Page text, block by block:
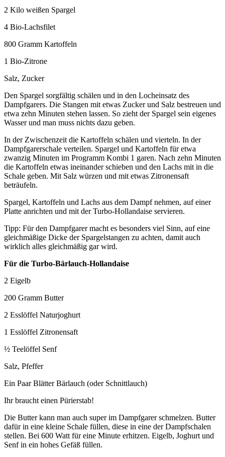
2 Kilo weißen Spargel
4 Bio-Lachsfilet
800 Gramm Kartoffeln
1 Bio-Zitrone
Salz, Zucker
Den Spargel sorgfältig schälen und in den Locheinsatz des
Dampfgarers. Die Stangen mit etwas Zucker und Salz bestreuen und
etwa zehn Minuten stehen lassen. So zieht der Spargel sein eigenes
Wasser und man muss nichts dazu geben.
In der Zwischenzeit die Kartoffeln schälen und vierteln. In der
Dampfgarerschale verteilen. Spargel und Kartoffeln für etwa
zwanzig Minuten im Programm Kombi 1 garen. Nach zehn Minuten
die Kartoffeln etwas ineinander schieben und den Lachs mit in die
Schale geben. Mit Salz würzen und mit etwas Zitronensaft
beträufeln.
Spargel, Kartoffeln und Lachs aus dem Dampf nehmen, auf einer
Platte anrichten und mit der Turbo-Hollandaise servieren.
Tipp: Für den Dampfgarer macht es besonders viel Sinn, auf eine
gleichmäßige Dicke der Spargelstangen zu achten, damit auch
wirklich alles gleichmäßig gar wird.
Für die Turbo-Bärlauch-Hollandaise
2 Eigelb
200 Gramm Butter
2 Esslöffel Naturjoghurt
1 Esslöffel Zitronensaft
½ Teelöffel Senf
Salz, Pfeffer
Ein Paar Blätter Bärlauch (oder Schnittlauch)
Ihr braucht einen Pürierstab!
Die Butter kann man auch super im Dampfgarer schmelzen. Butter
dafür in eine kleine Schale füllen, diese in eine der Dampfschalen
stellen. Bei 600 Watt für eine Minute erhitzen. Eigelb, Joghurt und
Senf in ein hohes Gefäß füllen.